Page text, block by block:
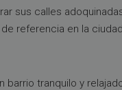
sus calles
referencia en la
tranquilo y